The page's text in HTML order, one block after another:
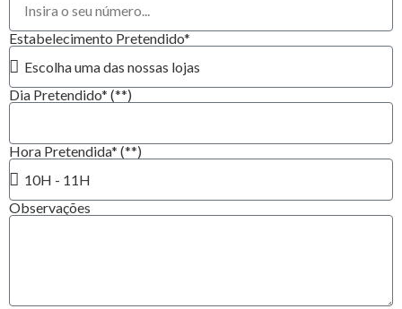
Estabelecimento Pretendido*
Dia Pretendido* (**)
Hora Pretendida* (**)
Observações